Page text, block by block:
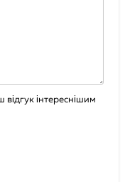
інтереснішим